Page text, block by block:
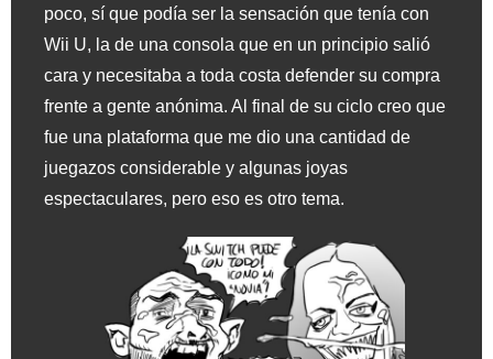
poco, sí que podía ser la sensación que tenía con
Wii U, la de una consola que en un principio salió
cara y necesitaba a toda costa defender su compra
frente a gente anónima. Al final de su ciclo creo que
fue una plataforma que me dio una cantidad de
juegazos considerable y algunas joyas
espectaculares, pero eso es otro tema.